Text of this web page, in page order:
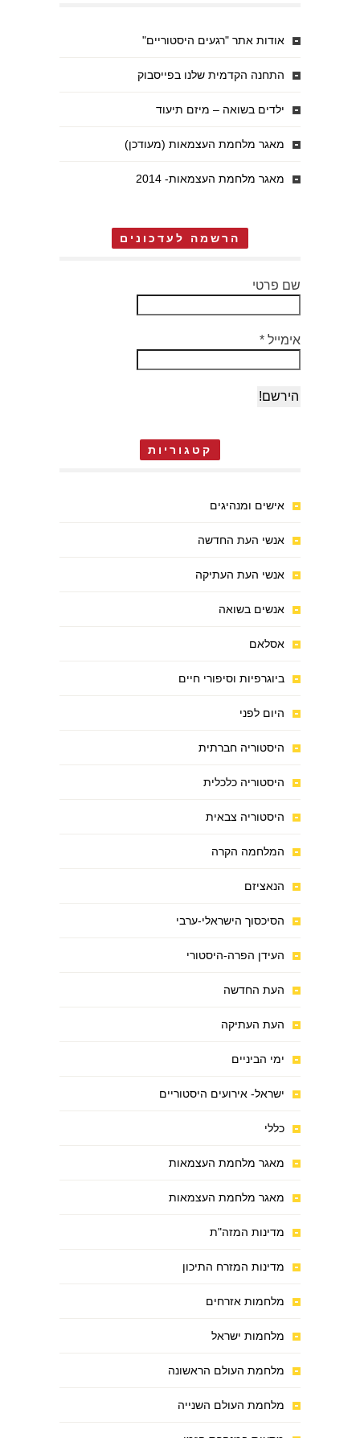
אודות אתר "רגעים היסטוריים"
התחנה הקדמית שלנו בפייסבוק
ילדים בשואה – מיזם תיעוד
מאגר מלחמת העצמאות (מעודכן)
מאגר מלחמת העצמאות- 2014
הרשמה לעדכונים
שם פרטי
אימייל *
קטגוריות
אישים ומנהיגים
אנשי העת החדשה
אנשי העת העתיקה
אנשים בשואה
אסלאם
ביוגרפיות וסיפורי חיים
היום לפני
היסטוריה חברתית
היסטוריה כלכלית
היסטוריה צבאית
המלחמה הקרה
הנאציזם
הסיכסוך הישראלי-ערבי
העידן הפרה-היסטורי
העת החדשה
העת העתיקה
ימי הביניים
ישראל- אירועים היסטוריים
כללי
מאגר מלחמת העצמאות
מאגר מלחמת העצמאות
מדינות המזה"ת
מדינות המזרח התיכון
מלחמות אזרחים
מלחמות ישראל
מלחמת העולם הראשונה
מלחמת העולם השנייה